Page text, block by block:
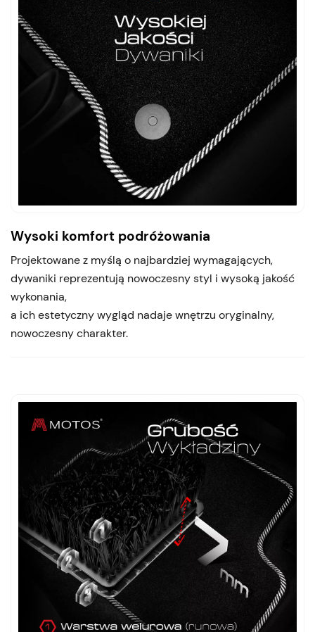
Wysoki komfort podróżowania
Projektowane z myślą o najbardziej wymagających,
dywaniki reprezentują nowoczesny styl i wysoką jakość
wykonania,
a ich estetyczny wygląd nadaje wnętrzu oryginalny,
nowoczesny charakter.